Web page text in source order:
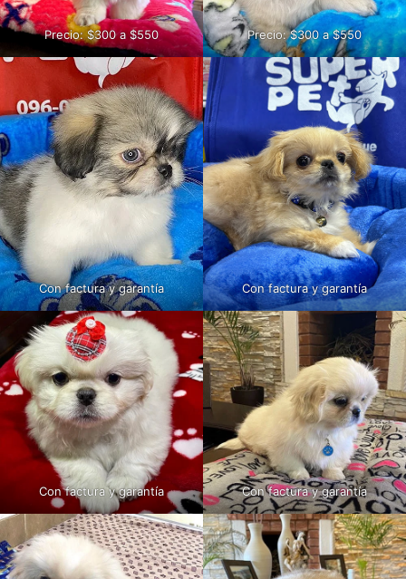
Precio: $300 a $550 Precio: $300 a $550
Con factura y garantía Con factura y garantía
Con factura y garantía Con factura y garantía